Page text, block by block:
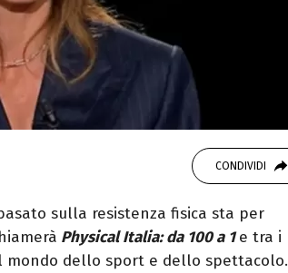
CONDIVIDI
sulla resistenza fisica sta per
Physical Italia: da 100 a 1e tra i
mondo dello sport e dello spettacolo.